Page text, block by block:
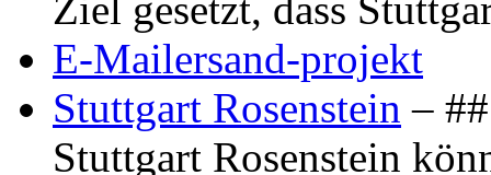
E-Mailersand-projekt
Stuttgart Rosenstein –
Stuttgart Rosenstein